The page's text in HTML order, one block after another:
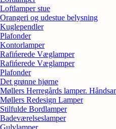
Loftlamper stue
Orangeri og udestue belysning
Kuglependler
Plafonder
Kontorlamper
Rafińerede Væglamper
Rafińerede Væglamper
Plafonder
Det grønne hjørne
Møllers Herregårds lamper.
Møllers Redesign Lamper
Stilfulde Bordlamper
Badeværelseslamper
Gulvlamper